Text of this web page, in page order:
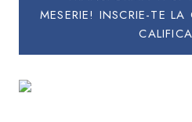
MESERIE! INSCRIE-TE LA